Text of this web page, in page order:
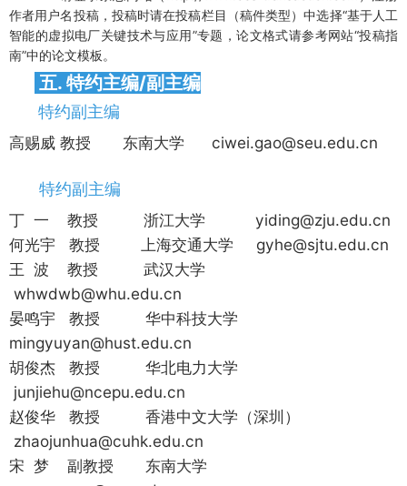
作者用户名投稿，投稿时请在投稿栏目（稿件类型）中选择“基于人工
智能的虚拟电厂关键技术与应用”专题，论文格式请参考网站“投稿指
南”中的论文模板。
五. 特约主编/副主编
特约副主编
高赐威 教授 东南大学 ciwei.gao@seu.edu.cn
特约副主编
丁 一 教授 浙江大学 yiding@zju.edu.cn
何光宇 教授 上海交通大学 gyhe@sjtu.edu.cn
王 波 教授 武汉大学
whwdwb@whu.edu.cn
晏鸣宇 教授 华中科技大学
mingyuyan@hust.edu.cn
胡俊杰 教授 华北电力大学
junjiehu@ncepu.edu.cn
赵俊华 教授 香港中文大学（深圳）
zhaojunhua@cuhk.edu.cn
宋 梦 副教授 东南大学